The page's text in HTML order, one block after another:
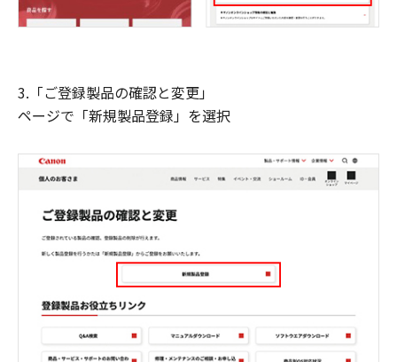
3.「ご登録製品の確認と変更」
ページで「新規製品登録」を選択